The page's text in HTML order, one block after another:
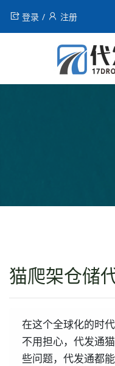
登录 注册
猫爬架仓储
在这个全球化的时
不用担心，代发通
些问题，代发通都